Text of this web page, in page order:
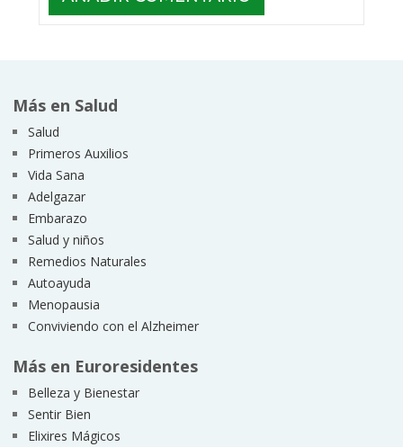
Más en Salud
Salud
Primeros Auxilios
Vida Sana
Adelgazar
Embarazo
Salud y niños
Remedios Naturales
Autoayuda
Menopausia
Conviviendo con el Alzheimer
Más en Euroresidentes
Belleza y Bienestar
Sentir Bien
Elixires Mágicos